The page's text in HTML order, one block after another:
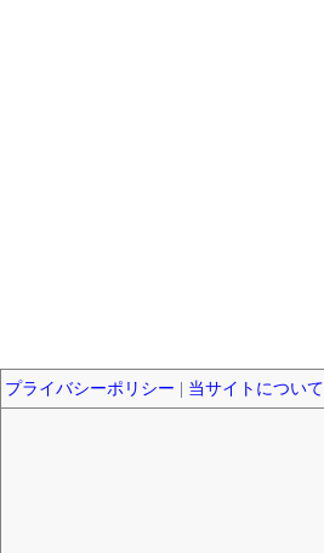
プライバシーポリシー 当サイトについて